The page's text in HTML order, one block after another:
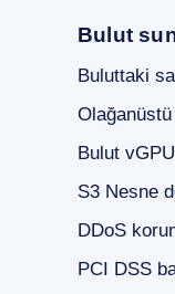
Bulut
Buluttaki
Bulut
S3 Nesne
DDoS
PCI DSS